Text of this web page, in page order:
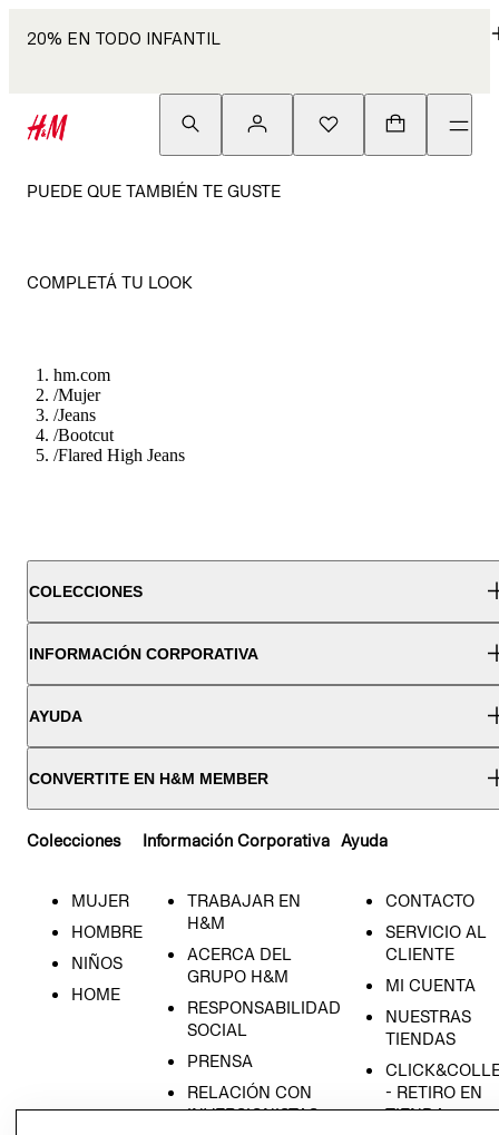
20% EN TODO INFANTIL
PUEDE QUE TAMBIÉN TE GUSTE
COMPLETÁ TU LOOK
hm.com
/Mujer
/Jeans
/Bootcut
/Flared High Jeans
COLECCIONES
INFORMACIÓN CORPORATIVA
AYUDA
CONVERTITE EN H&M MEMBER
Colecciones
MUJER
HOMBRE
NIÑOS
HOME
Información Corporativa
TRABAJAR EN
H&M
ACERCA DEL
GRUPO H&M
RESPONSABILIDAD
SOCIAL
PRENSA
RELACIÓN CON
INVERSIONISTAS
Ayuda
CONTACTO
SERVICIO AL
CLIENTE
MI CUENTA
NUESTRAS
TIENDAS
- RETIRO EN
TIENDA